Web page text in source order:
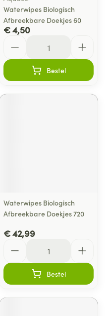
Waterwipes Biologisch
Afbreekbare Doekjes 60
€ 4,50
Bestel
Waterwipes Biologisch
Afbreekbare Doekjes 720
€ 42,99
Bestel